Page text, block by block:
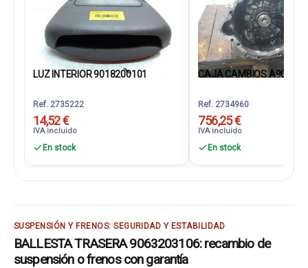
LUZ INTERIOR 9018200101
Ref. 2735222
14,52 €
IVA incluido
En stock
CAJA CAMBIOS
Ref. 2734960
756,25 €
IVA incluido
En stock
SUSPENSIÓN Y FRENOS: SEGURIDAD Y ESTABILIDAD
BALLESTA TRASERA 9063203106: recambio de
suspensión o frenos con garantía